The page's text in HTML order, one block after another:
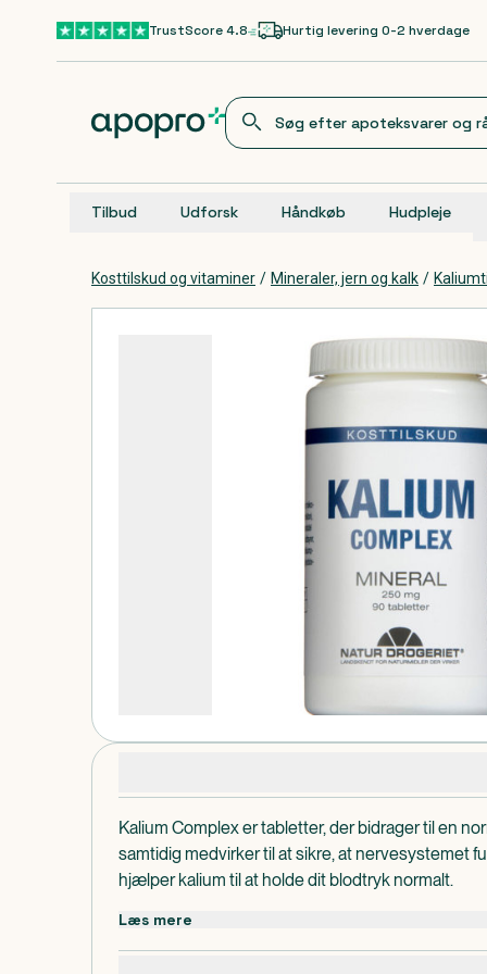
Gå til hovedindholdTrustScore 4.8 Hurtig levering 0-2 hverdage
Tilbud Udforsk Håndkøb Hudpleje
Kosttilskud og vitaminer / Mineraler, jern og kalk /
Kalium Complex er tabletter, der bidrager til en
samtidig medvirker til at sikre, at nervesystemet
hjælper kalium til at holde dit blodtryk normalt.
Tabletter.
Dosis og anvendelse
Læs mere